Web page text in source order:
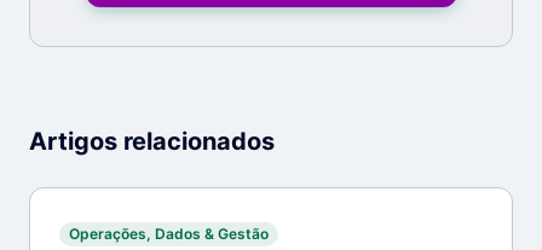
Artigos relacionados
Operações, Dados & Gestão